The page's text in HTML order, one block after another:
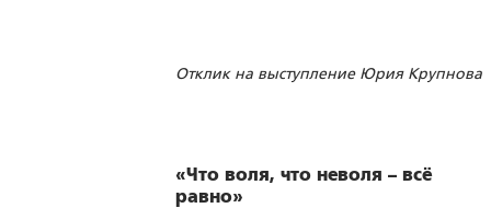
Отклик на выступление Юрия Крупнова
«Что воля, что неволя – всё
равно»